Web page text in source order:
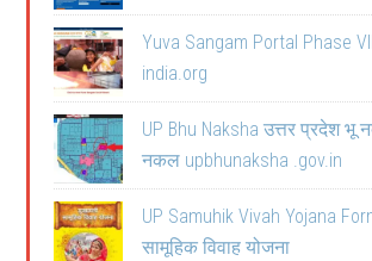
Yuva Sangam Portal Phase
india.org
UP Bhu Naksha उत्तर प्रदेश भू
नकल upbhunaksha .gov.in
UP Samuhik Vivah Yojana
सामूहिक विवाह योजना